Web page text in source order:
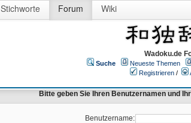
Stichworte Forum Wiki
Wadoku.de
Suche Neueste Themen
Registrieren /
Bitte geben Sie Ihren Benutzernamen und
Benutzername: